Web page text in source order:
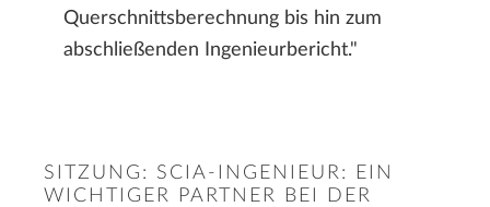
Querschnittsberechnung bis hin zum
abschließenden Ingenieurbericht."
SITZUNG: SCIA-INGENIEUR: EIN
WICHTIGER PARTNER BEI DER